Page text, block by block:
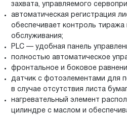
захвата, управляемого
автоматическая регистрация
обеспечивает контроль тиража
обслуживания;
PLC — удобная панель
полностью автоматическое
фронтальное и боковое
датчик с фотоэлементами для
в случае отсутствия листа
нагревательный элемент
цилиндре с маслом и